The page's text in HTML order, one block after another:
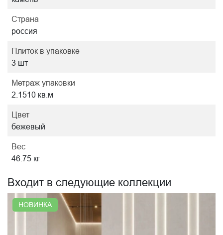
Страна
россия
Плиток в упаковке
3 шт
Метраж упаковки
2.1510 кв.м
Цвет
бежевый
Вес
46.75 кг
Входит в следующие коллекции
НОВИНКА